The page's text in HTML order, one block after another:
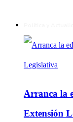
Arranca la
Extensión